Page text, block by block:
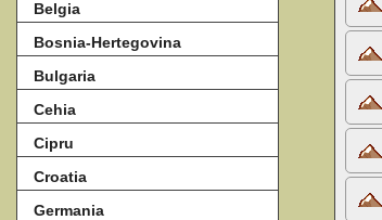
Belgia
Bosnia-Hertegovina
Bulgaria
Cehia
Cipru
Croatia
Germania